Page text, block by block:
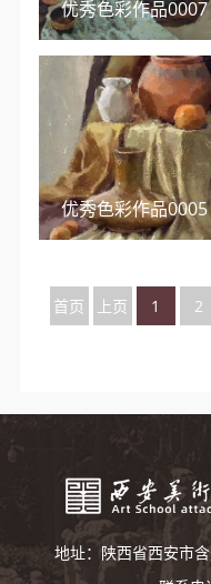
优秀色彩作品0007
优秀色彩作品0005
首页 上页 1 2
地址：陕西省西安市